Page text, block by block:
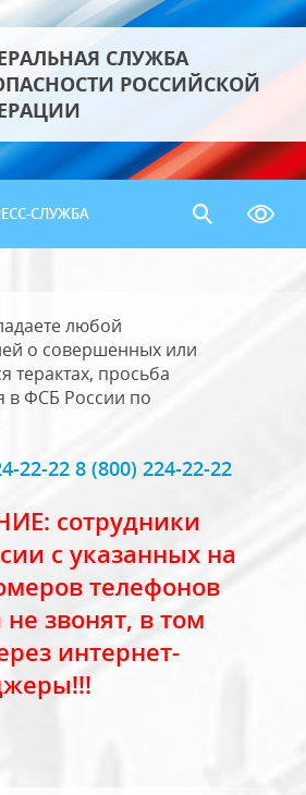
СЛУЖБА
РОССИЙСКОЙ
СЛУЖБА
любой
о совершенных или
терактах, просьба
в ФСБ России по
22-22 8 (800) 224-22-22
сотрудники
с указанных на
телефонов
звонят, в том
интернет-